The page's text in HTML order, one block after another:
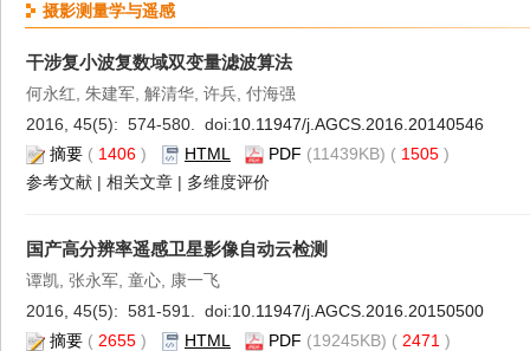
摄影测量学与遥感
干涉复小波复数域双变量滤波算法
何永红, 朱建军, 解清华, 许兵, 付海强
2016, 45(5): 574-580. doi:10.11947/j.AGCS.2016.20140546
摘要 ( 1406 ) HTML PDF (11439KB) ( 1505 )
参考文献 | 相关文章 | 多维度评价
国产高分辨率遥感卫星影像自动云检测
谭凯, 张永军, 童心, 康一飞
2016, 45(5): 581-591. doi:10.11947/j.AGCS.2016.20150500
摘要 ( 2655 ) HTML PDF (19245KB) ( 2471 )